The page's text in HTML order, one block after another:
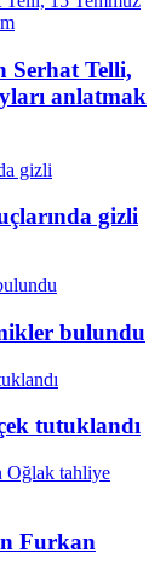
Serhat Telli,
anlatmak
gizli
bulundu
tutuklandı
Furkan